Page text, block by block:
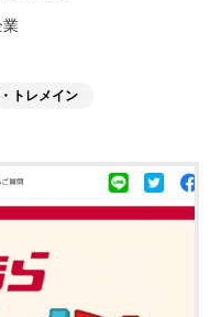
JOURNAL
業
トレメイン